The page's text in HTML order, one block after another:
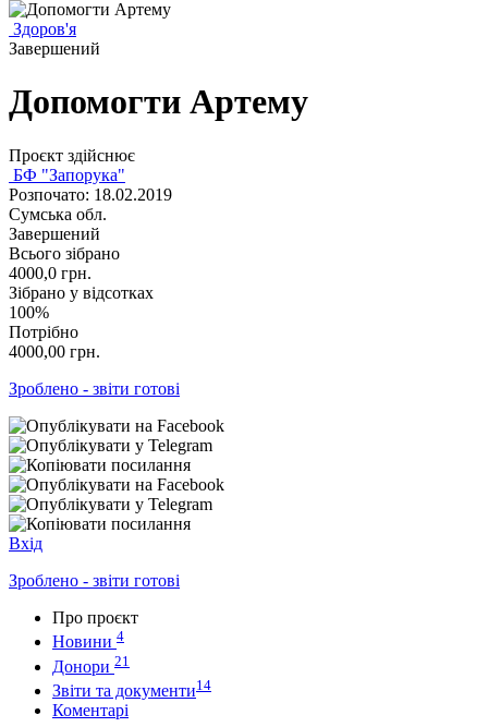
Здоров'я
Завершений
Допомогти Артему
Проєкт здійснює
БФ "Запорука"
Розпочато: 18.02.2019
Сумська обл.
Завершений
Всього зібрано
4000,0 грн.
Зібрано у відсотках
100%
Потрібно
4000,00 грн.
Зроблено - звіти готові
Вхід
Зроблено - звіти готові
Про проєкт
Новини 4
Донори 21
Звіти та документи14
Коментарі